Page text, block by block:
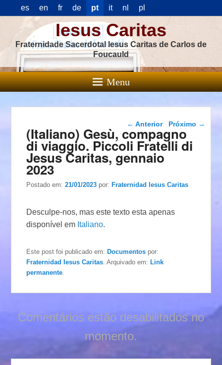
es en fr de pt it nl pl
Iesus Caritas
Fraternidade Sacerdotal Iesus Caritas de Carlos de
Foucauld
Menu
Navegação das
postagens
← Anterior Próximo →
(Italiano) Gesù, compagno
di viaggio. Piccoli Fratelli di
Jesus Caritas, gennaio
2023
Postado em:21/01/2023 por:Fraternidad Iesus Caritas
Desculpe-nos, mas este texto esta apenas
disponível em Italiano.
Este post foi publicado em:Documentos por:
Fraternidad Iesus Caritas . Arquivado em:Link
permanente
Comentários estão desabilitados no
momento.